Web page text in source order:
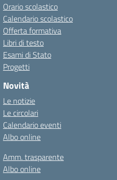
Orario scolastico
Calendario scolastico
Offerta formativa
Libri di testo
Esami di Stato
Progetti
Novità
Le notizie
Le circolari
Calendario eventi
Albo online
Amm. trasparente
Albo online